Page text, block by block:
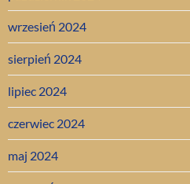
wrzesień 2024
sierpień 2024
lipiec 2024
czerwiec 2024
maj 2024